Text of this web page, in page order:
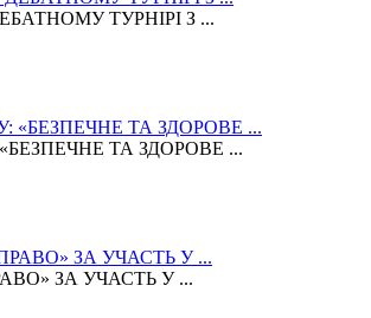
ТУРНІРІ З ...
ТА ЗДОРОВЕ ...
ЗА УЧАСТЬ У ...